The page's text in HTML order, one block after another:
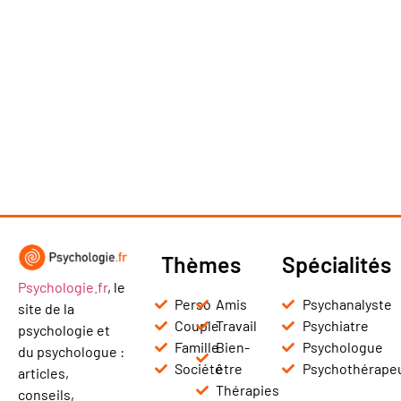
Psychologie.fr, le
site de la
psychologie et
du psychologue :
articles,
conseils,
Thèmes
Perso
Couple
Famille
Société
Amis
Travail
Bien-
être
Thérapies
Spécialités
Psychanalyste
Psychiatre
Psychologue